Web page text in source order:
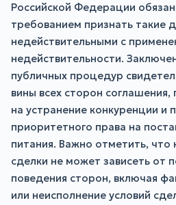
Российской Федерации
требованием признать такие
недействительными с
недействительности.
публичных процедур
вины всех сторон соглашения,
на устранение конкуренции и
приоритетного права на
питания. Важно отметить, что
сделки не может зависеть от
поведения сторон, включая
или неисполнение условий